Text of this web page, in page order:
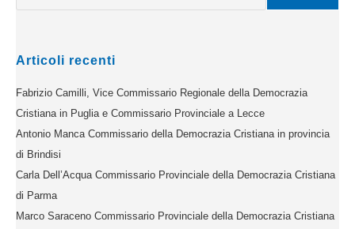
Articoli recenti
Fabrizio Camilli, Vice Commissario Regionale della Democrazia
Cristiana in Puglia e Commissario Provinciale a Lecce
Antonio Manca Commissario della Democrazia Cristiana in provincia
di Brindisi
Carla Dell’Acqua Commissario Provinciale della Democrazia Cristiana
di Parma
Marco Saraceno Commissario Provinciale della Democrazia Cristiana